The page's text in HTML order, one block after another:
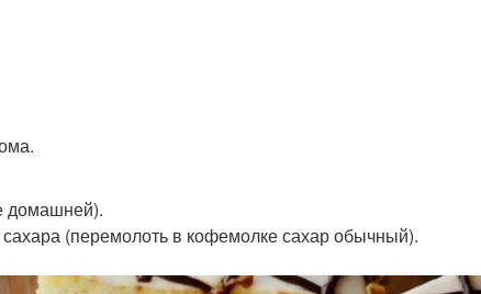
домашней).
сахара (перемолоть в кофемолке сахар обычный).